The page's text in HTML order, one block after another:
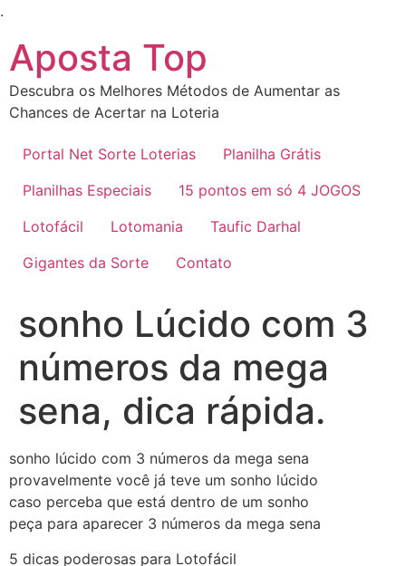
.
conteúdo
Aposta Top
Descubra os Melhores Métodos de Aumentar as
Chances de Acertar na Loteria
Portal Net Sorte Loterias
Planilha Grátis
Planilhas Especiais
15 pontos em só 4 JOGOS
Lotofácil
Lotomania
Taufic Darhal
Gigantes da Sorte
Contato
sonho Lúcido com 3
números da mega
sena, dica rápida.
sonho lúcido com 3 números da mega sena
provavelmente você já teve um sonho lúcido
caso perceba que está dentro de um sonho
peça para aparecer 3 números da mega sena
5 dicas poderosas para Lotofácil